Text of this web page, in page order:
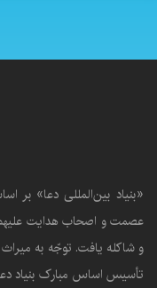
«بنياد بين‌المللى دعا» بر
عصمت و اصحاب هدايت
و شاکله يافت. توجّه به ميراث